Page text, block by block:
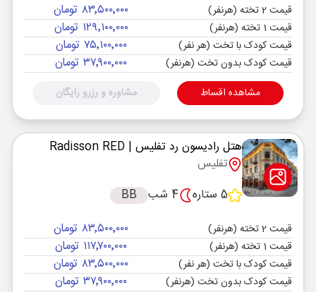
قیمت 2 تخته (هرنفر) ۸۳٬۵۰۰٬۰۰۰ تومان
قیمت 1 تخته (هرنفر) ۱۲۹٬۱۰۰٬۰۰۰ تومان
قیمت کودک با تخت (هر نفر) ۷۵٬۱۰۰٬۰۰۰ تومان
قیمت کودک بدون تخت (هرنفر) ۳۷٬۹۰۰٬۰۰۰ تومان
مشاهده اقساط مشاوره و رزرو رایگان
هتل رادیسون رد تفلیس | Radisson RED
تفلیس
5 ستاره
4 شب BB
قیمت 2 تخته (هرنفر) ۸۳٬۵۰۰٬۰۰۰ تومان
قیمت 1 تخته (هرنفر) ۱۱۷٬۷۰۰٬۰۰۰ تومان
قیمت کودک با تخت (هر نفر) ۸۳٬۵۰۰٬۰۰۰ تومان
قیمت کودک بدون تخت (هرنفر) ۳۷٬۹۰۰٬۰۰۰ تومان